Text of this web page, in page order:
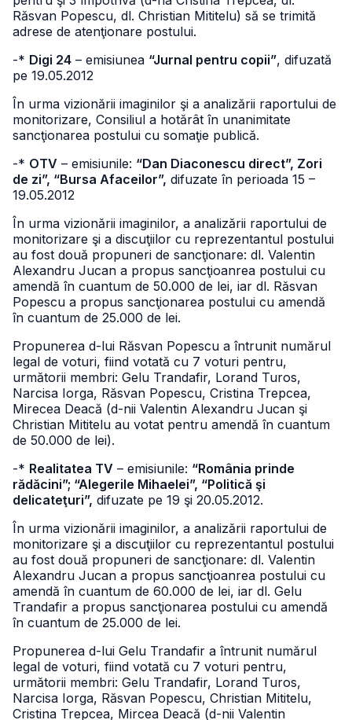
Răsvan Popescu, dl. Christian Mititelu) să se trimită
adrese de atenţionare postului.
-* Digi 24 – emisiunea “Jurnal pentru copii”, difuzată
pe 19.05.2012
În urma vizionării imaginilor şi a analizării raportului de
monitorizare, Consiliul a hotărât în unanimitate
sancţionarea postului cu somaţie publică.
-* OTV – emisiunile: “Dan Diaconescu direct”, Zori
de zi”, “Bursa Afaceilor”, difuzate în perioada 15 –
19.05.2012
În urma vizionării imaginilor, a analizării raportului de
monitorizare şi a discuţiilor cu reprezentantul postului
au fost două propuneri de sancţionare: dl. Valentin
Alexandru Jucan a propus sancţioanrea postului cu
amendă în cuantum de 50.000 de lei, iar dl. Răsvan
Popescu a propus sancţionarea postului cu amendă
în cuantum de 25.000 de lei.
Propunerea d-lui Răsvan Popescu a întrunit numărul
legal de voturi, fiind votată cu 7 voturi pentru,
următorii membri: Gelu Trandafir, Lorand Turos,
Narcisa Iorga, Răsvan Popescu, Cristina Trepcea,
Mirecea Deacă (d-nii Valentin Alexandru Jucan şi
Christian Mititelu au votat pentru amendă în cuantum
de 50.000 de lei).
-* Realitatea TV – emisiunile: “România prinde
rădăcini”; “Alegerile Mihaelei”, “Politică şi
delicateţuri”, difuzate pe 19 şi 20.05.2012.
În urma vizionării imaginilor, a analizării raportului de
monitorizare şi a discuţiilor cu reprezentantul postului
au fost două propuneri de sancţionare: dl. Valentin
Alexandru Jucan a propus sancţioanrea postului cu
amendă în cuantum de 60.000 de lei, iar dl. Gelu
Trandafir a propus sancţionarea postului cu amendă
în cuantum de 25.000 de lei.
Propunerea d-lui Gelu Trandafir a întrunit numărul
legal de voturi, fiind votată cu 7 voturi pentru,
următorii membri: Gelu Trandafir, Lorand Turos,
Narcisa Iorga, Răsvan Popescu, Christian Mititelu,
Cristina Trepcea, Mircea Deacă (d-nii Valentin